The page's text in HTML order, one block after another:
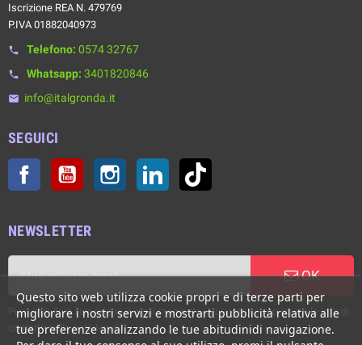
Iscrizione REA N. 479769
P.IVA 01882040973
phone Telefono: 0574 32767
phone Whatsapp: 3401820846
email info@italgronda.it
SEGUICI
Facebook YouTube Instagram LinkedIn
NEWSLETTER
OK
Puoi annullare l'iscrizione in ogni momento. A questo scopo, cerca le info di
contatto nelle note legali.
Questo sito web utilizza cookie propri e di terze parti per
migliorare i nostri servizi e mostrarti pubblicità relativa alle
tue preferenze analizzando le tue abitudinidi navigazione.